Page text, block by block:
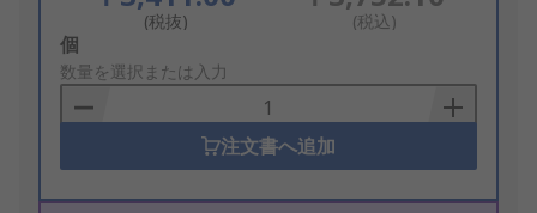
(税抜) (税込)
Add
to
Basket
個
数量を選択または入力
注文書へ追加